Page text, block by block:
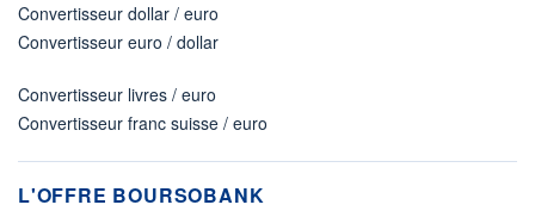
Convertisseur dollar / euro
Convertisseur euro / dollar
Convertisseur livres / euro
Convertisseur franc suisse / euro
L'OFFRE BOURSOBANK